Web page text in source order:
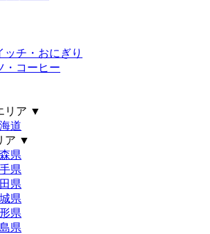
ッチ・おにぎり
・コーヒー
リア ▼
道
ア ▼
県
県
県
県
県
県